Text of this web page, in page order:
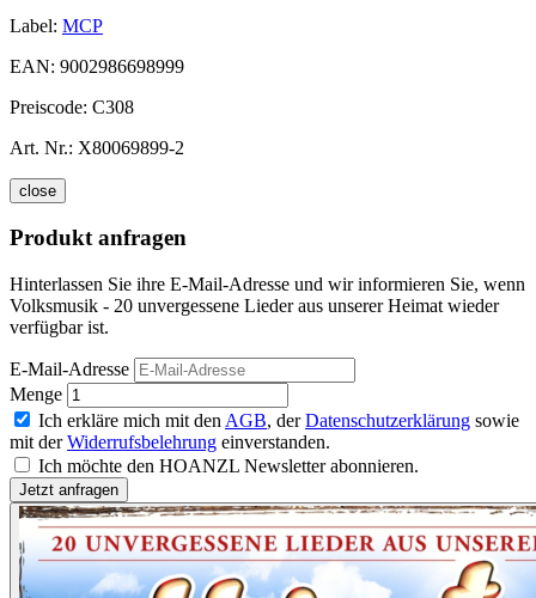
Label: MCP
EAN: 9002986698999
Preiscode: C308
Art. Nr.: X80069899-2
close
Produkt anfragen
Hinterlassen Sie ihre E-Mail-Adresse und wir informieren Sie, wenn
Volksmusik - 20 unvergessene Lieder aus unserer Heimat wieder
verfügbar ist.
E-Mail-Adresse
Menge
Ich erkläre mich mit den AGB, derDatenschutzerklärung sowie
mit derWiderrufsbelehrung einverstanden.
Ich möchte den HOANZL Newsletter abonnieren.